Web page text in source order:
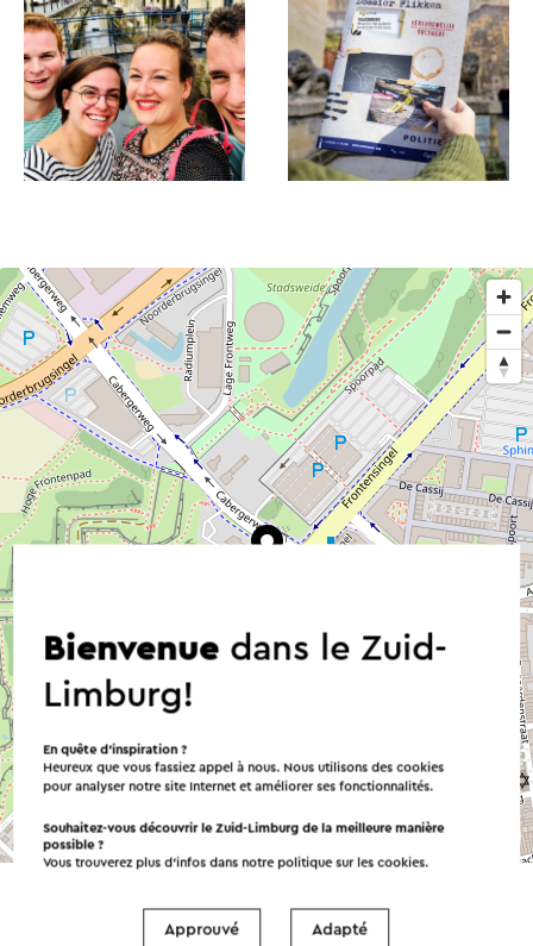
© OpenStreetMapcontributors
→ Planifier votre itinéraire
Bienvenuedans le Zuid-
Limburg!
En quête d’inspiration ?
Heureux que vous fassiez appel à nous. Nous utilisons des cookies
pour analyser notre site Internet et améliorer ses fonctionnalités.
Souhaitez-vous découvrir le Zuid-Limburg de la meilleure manière
possible ?
Vous trouverez plus d’infos dans notre politique sur lescookies.
Approuvé Adapté